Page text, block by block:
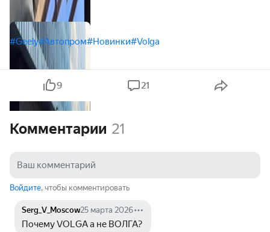
#Geely#Автопром#Новинки#Volga
9 21
Комментарии 21
Войдите, чтобы комментировать
Serg_V_Moscow25 марта 2026
Почему VOLGA а не ВОЛГА?